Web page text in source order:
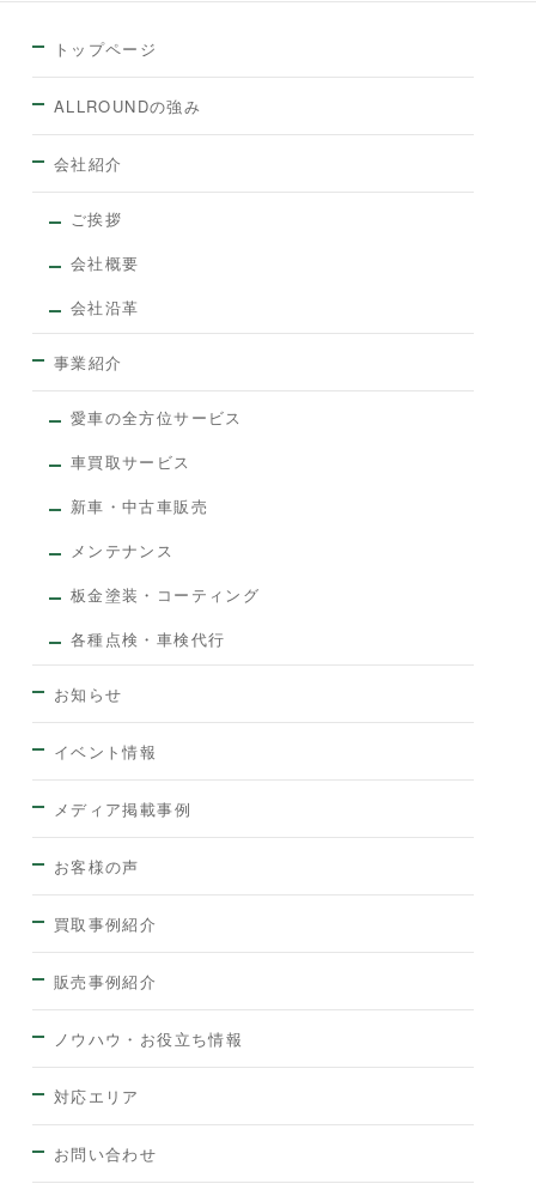
トップページ
ALLROUNDの強み
会社紹介
ご挨拶
会社概要
会社沿革
事業紹介
愛車の全方位サービス
車買取サービス
新車・中古車販売
メンテナンス
板金塗装・コーティング
各種点検・車検代行
お知らせ
イベント情報
メディア掲載事例
お客様の声
買取事例紹介
販売事例紹介
ノウハウ・お役立ち情報
対応エリア
お問い合わせ